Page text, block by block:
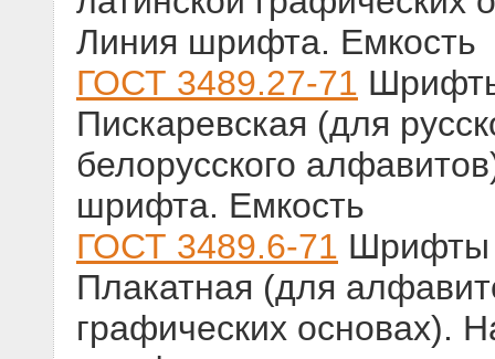
Линия шрифта. Емкость
ГОСТ 3489.27-71
Пискаревская (для
белорусского
шрифта. Емкость
ГОСТ 3489.6-71 Шрифты
Плакатная (для
графических основах).